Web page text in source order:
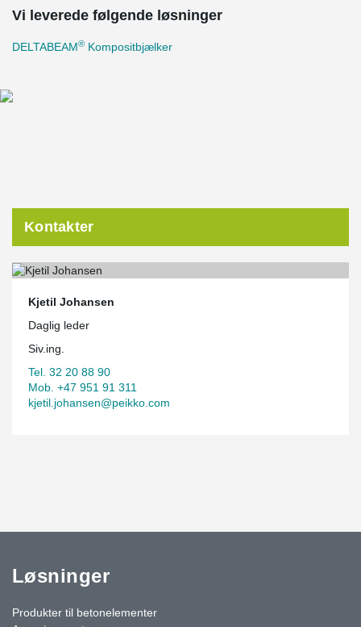
Vi leverede følgende løsninger
DELTABEAM® Kompositbjælker
Kontakter
Kjetil Johansen
Daglig leder
Siv.ing.
Tel. 32 20 88 90
Mob. +47 951 91 311
kjetil.johansen@peikko.com
Løsninger
Produkter til betonelementer